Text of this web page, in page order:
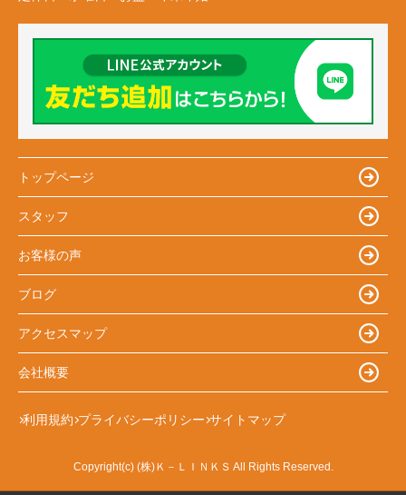
トップページ
スタッフ
お客様の声
ブログ
アクセスマップ
会社概要
利用規約 プライバシーポリシー サイトマップ
Copyright(c) (株)Ｋ－ＬＩＮＫＳ All Rights Reserved.